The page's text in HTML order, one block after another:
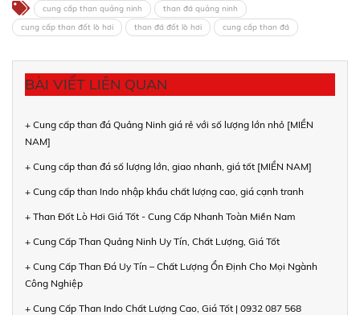
cung cấp than quảng ninh
than đá quảng ninh
cung cấp than đốt lò hơi
than đá đốt lò hơi cung cấp than đá
BÀI VIẾT LIÊN QUAN
+ Cung cấp than đá Quảng Ninh giá rẻ với số lượng lớn nhỏ [MIỀN
NAM]
+ Cung cấp than đá số lượng lớn, giao nhanh, giá tốt [MIỀN NAM]
+ Cung cấp than Indo nhập khẩu chất lượng cao, giá cạnh tranh
+ Than Đốt Lò Hơi Giá Tốt - Cung Cấp Nhanh Toàn Miền Nam
+ Cung Cấp Than Quảng Ninh Uy Tín, Chất Lượng, Giá Tốt
+ Cung Cấp Than Đá Uy Tín – Chất Lượng Ổn Định Cho Mọi Ngành
Công Nghiệp
+ Cung Cấp Than Indo Chất Lượng Cao, Giá Tốt | 0932 087 568